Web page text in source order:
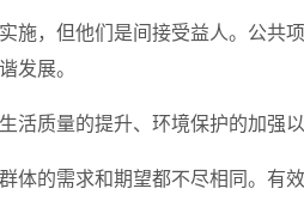
施，但他们是间接受益人。公共
发展。
活质量的提升、环境保护的加强
体的需求和期望都不尽相同。有